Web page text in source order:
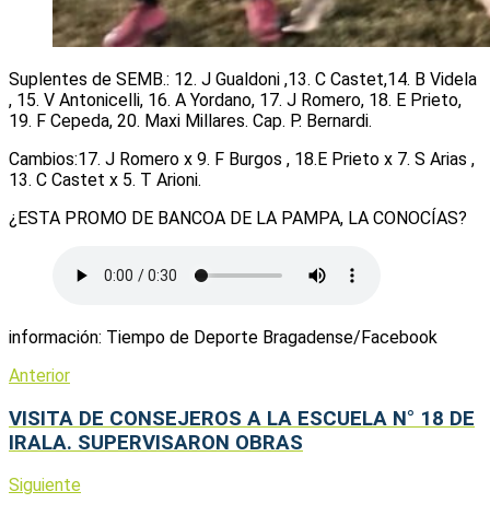
Suplentes de SEMB.: 12. J Gualdoni ,13. C Castet,14. B Videla
, 15. V Antonicelli, 16. A Yordano, 17. J Romero, 18. E Prieto,
19. F Cepeda, 20. Maxi Millares. Cap. P. Bernardi.
Cambios:17. J Romero x 9. F Burgos , 18.E Prieto x 7. S Arias ,
13. C Castet x 5. T Arioni.
¿ESTA PROMO DE BANCOA DE LA PAMPA, LA CONOCÍAS?
información: Tiempo de Deporte Bragadense/Facebook
Anterior
VISITA DE CONSEJEROS A LA ESCUELA N° 18 DE
IRALA. SUPERVISARON OBRAS
Siguiente